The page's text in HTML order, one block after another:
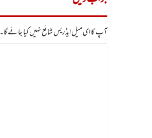
آپ کا ای میل ایڈریس شائع نہیں کیا جائے گا۔